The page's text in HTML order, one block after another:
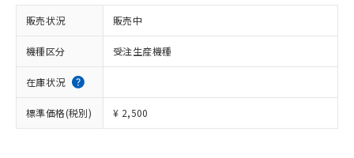
販売状況 販売中
機種区分 受注生産機種
在庫状況
標準価格(税別) ¥ 2,500